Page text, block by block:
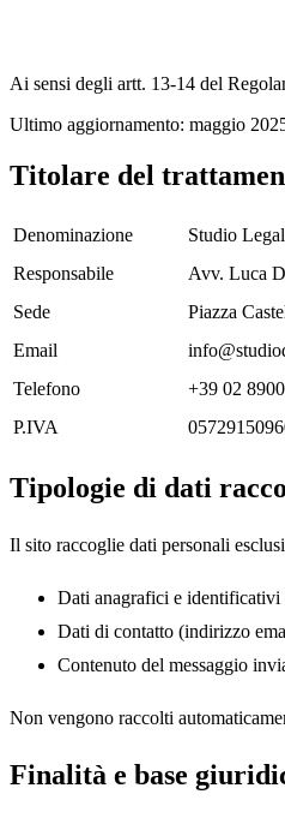
Ai sensi degli artt. 13-14 del
Ultimo aggiornamento: maggio
Titolare del
Denominazione
Studio
Responsabile
Avv. Luca
Sede
Piazza
Email
Telefono
+39 02
P.IVA
Tipologie di dati
Il sito raccoglie dati personali
Dati anagrafici e identificativi
Dati di contatto (indirizzo
Contenuto del messaggio
Non vengono raccolti
Finalità e base